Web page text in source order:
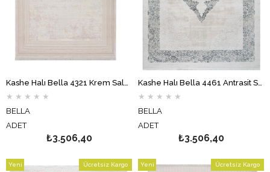
★ ★ ★ ★ ★
BELLA
ADET
₺3.506,40
★ ★ ★ ★ ★
BELLA
ADET
₺3.506,40
Ücretsiz Kargo
Yeni
Ücretsiz Kargo
Yeni